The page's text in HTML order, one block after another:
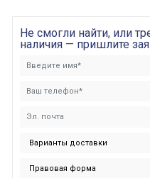
Не смогли найти, или
наличия — пришлите